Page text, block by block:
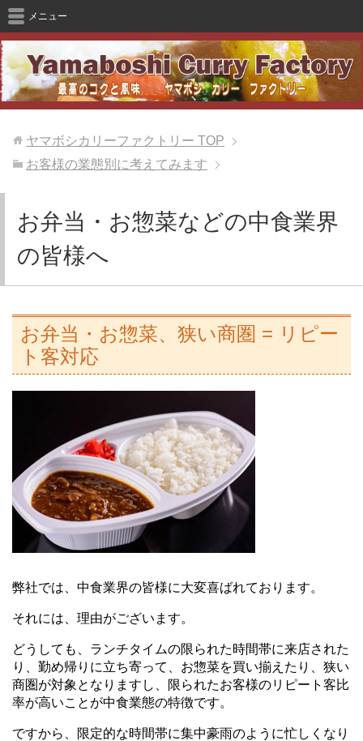
メニュー
ヤマボシカリーファクトリー TOP
お客様の業態別に考えてみます
お弁当・お惣菜などの中食業界
の皆様へ
お弁当・お惣菜、狭い商圏 = リピー
ト客対応
弊社では、中食業界の皆様に大変喜ばれております。
それには、理由がございます。
どうしても、ランチタイムの限られた時間帯に来店された
り、勤め帰りに立ち寄って、お惣菜を買い揃えたり、狭い
商圏が対象となりますし、限られたお客様のリピート客比
率が高いことが中食業態の特徴です。
ですから、限定的な時間帯に集中豪雨のように忙しくなり